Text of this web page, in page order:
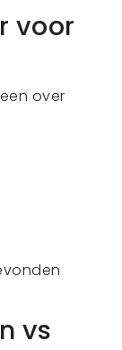
voor
over
vs